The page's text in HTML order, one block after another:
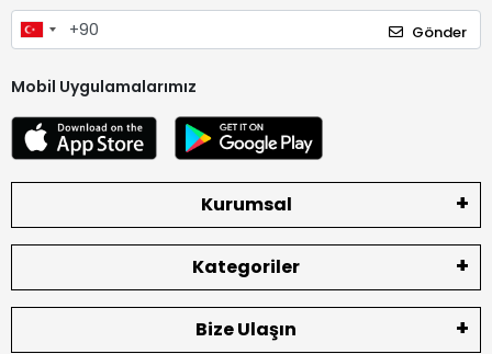
Gönder
Mobil Uygulamalarımız
Kurumsal
Kategoriler
Bize Ulaşın